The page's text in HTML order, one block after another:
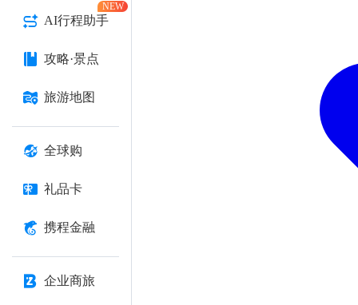
AI行程助手
NEW
攻略·景点
旅游地图
全球购
礼品卡
携程金融
企业商旅